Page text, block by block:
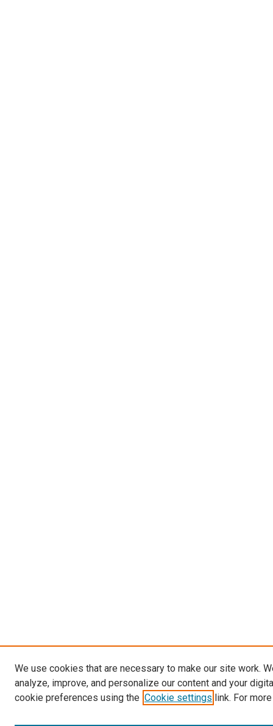
We use cookies that are necessary to make our site work.
analyze, improve, and personalize our content and your
cookie preferences using the Cookie settings link. For